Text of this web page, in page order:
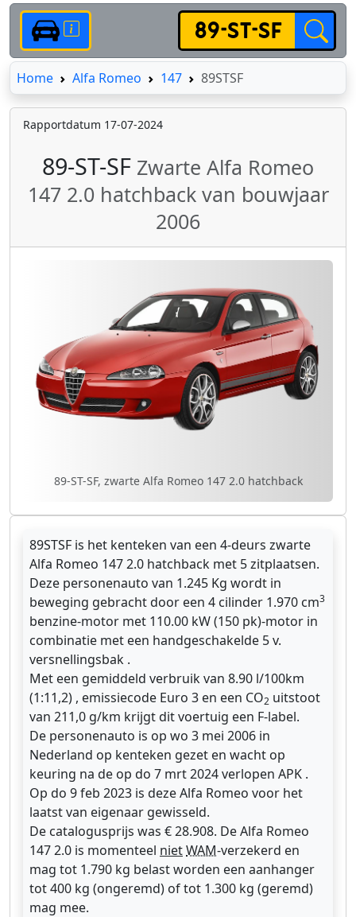
HomeHomeAlfa Romeo 147 89STSF
Rapportdatum 17-07-2024
89-ST-SF Zwarte Alfa Romeo
147 2.0 hatchback van bouwjaar
2006
89-ST-SF, zwarte Alfa Romeo 147 2.0 hatchback
89STSF is het kenteken van een 4-deurs zwarte
Alfa Romeo 147 2.0 hatchback met 5 zitplaatsen.
Deze personenauto van 1.245 Kg wordt in
beweging gebracht door een 4 cilinder 1.970 cm3
benzine-motor met 110.00 kW (150 pk)-motor in
combinatie met een handgeschakelde 5 v.
versnellingsbak .
Met een gemiddeld verbruik van 8.90 l/100km
(1:11,2) , emissiecode Euro 3 en een CO2 uitstoot
van 211,0 g/km krijgt dit voertuig een F-label.
De personenauto is op wo 3 mei 2006 in
Nederland op kenteken gezet en wacht op
keuring na de op do 7 mrt 2024 verlopen APK .
Op do 9 feb 2023 is deze Alfa Romeo voor het
laatst van eigenaar gewisseld.
De catalogusprijs was € 28.908. De Alfa Romeo
147 2.0 is momenteel nietWAM-verzekerd en
mag tot 1.790 kg belast worden een aanhanger
tot 400 kg (ongeremd) of tot 1.300 kg (geremd)
mag mee.